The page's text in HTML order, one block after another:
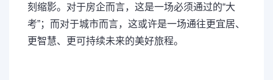
刻缩影。对于房企而言，这是一场必须通过的“大
考”；而对于城市而言，这或许是一场通往更宜居、
更智慧、更可持续未来的美好旅程。